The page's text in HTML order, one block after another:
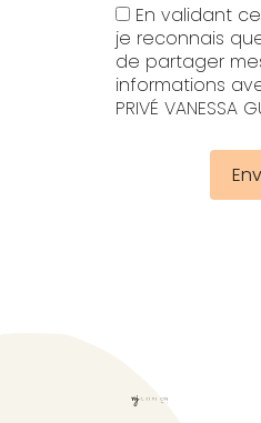
En validant
je reconnais
de partager
informations
PRIVÉ VANESSA